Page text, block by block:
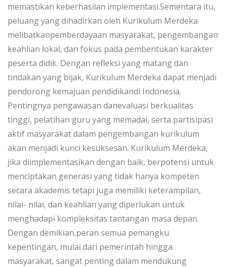
memastikan keberhasilan implementasi.Sementara itu,
peluang yang dihadirkan oleh Kurikulum Merdeka
melibatkanpemberdayaan masyarakat, pengembangan
keahlian lokal, dan fokus pada pembentukan karakter
peserta didik. Dengan refleksi yang matang dan
tindakan yang bijak, Kurikulum Merdeka dapat menjadi
pendorong kemajuan pendidikandi Indonesia.
Pentingnya pengawasan danevaluasi berkualitas
tinggi, pelatihan guru yang memadai, serta partisipasi
aktif masyarakat dalam pengembangan kurikulum
akan menjadi kunci kesuksesan. Kurikulum Merdeka,
jika diimplementasikan dengan baik, berpotensi untuk
menciptakan generasi yang tidak hanya kompeten
secara akademis tetapi juga memiliki keterampilan,
nilai- nilai, dan keahlian yang diperlukan untuk
menghadapi kompleksitas tantangan masa depan.
Dengan demikian,peran semua pemangku
kepentingan, mulai dari pemerintah hingga
masyarakat, sangat penting dalam mendukung